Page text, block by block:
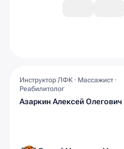
Инструктор ЛФК · Массажист ·
Реабилитолог
Азаркин Алексей Олегович